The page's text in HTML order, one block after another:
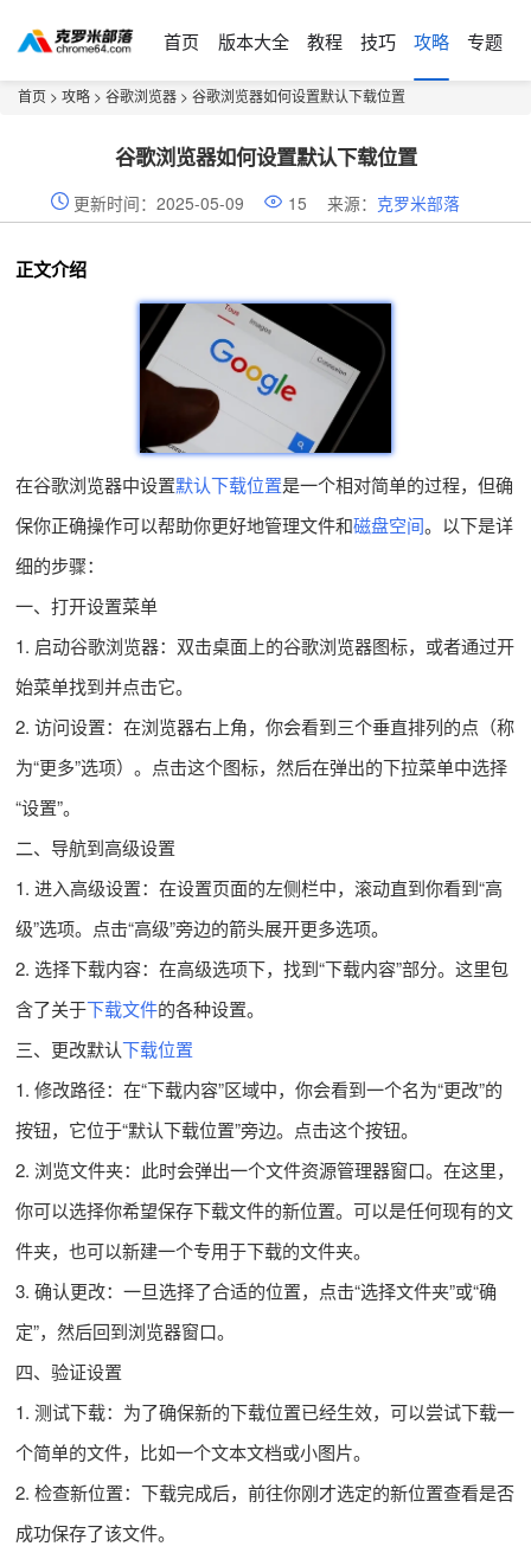
首页 版本大全 教程 技巧 攻略 专题
首页 > 攻略 > 谷歌浏览器 > 谷歌浏览器如何设置默认下载位置
谷歌浏览器如何设置默认下载位置
更新时间：2025-05-09 15 来源： 克罗米部落
正文介绍
在谷歌浏览器中设置默认下载位置是一个相对简单的过程，但确
保你正确操作可以帮助你更好地管理文件和磁盘空间。以下是详
细的步骤：
一、打开设置菜单
1. 启动谷歌浏览器：双击桌面上的谷歌浏览器图标，或者通过开
始菜单找到并点击它。
2. 访问设置：在浏览器右上角，你会看到三个垂直排列的点（称
为“更多”选项）。点击这个图标，然后在弹出的下拉菜单中选择
“设置”。
二、导航到高级设置
1. 进入高级设置：在设置页面的左侧栏中，滚动直到你看到“高
级”选项。点击“高级”旁边的箭头展开更多选项。
2. 选择下载内容：在高级选项下，找到“下载内容”部分。这里包
含了关于下载文件的各种设置。
三、更改默认下载位置
1. 修改路径：在“下载内容”区域中，你会看到一个名为“更改”的
按钮，它位于“默认下载位置”旁边。点击这个按钮。
2. 浏览文件夹：此时会弹出一个文件资源管理器窗口。在这里，
你可以选择你希望保存下载文件的新位置。可以是任何现有的文
件夹，也可以新建一个专用于下载的文件夹。
3. 确认更改：一旦选择了合适的位置，点击“选择文件夹”或“确
定”，然后回到浏览器窗口。
四、验证设置
1. 测试下载：为了确保新的下载位置已经生效，可以尝试下载一
个简单的文件，比如一个文本文档或小图片。
2. 检查新位置：下载完成后，前往你刚才选定的新位置查看是否
成功保存了该文件。